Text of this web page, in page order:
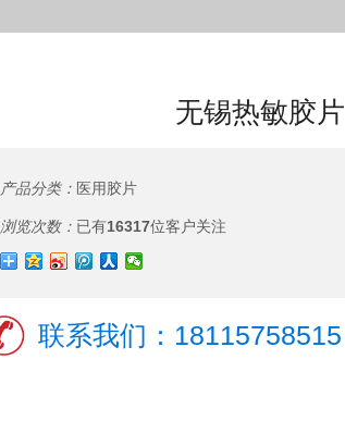
无锡热敏胶片
产品分类： 医用胶片
浏览次数： 已有16317位客户关注
联系我们：18115758515